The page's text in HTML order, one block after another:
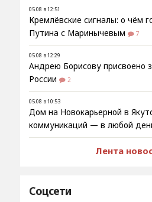
05.08 в 12:51
Кремлёвские сигналы: о чём
Путина с Маринычевым
7
05.08 в 12:29
Андрею Борисову присвоено
России
2
05.08 в 10:53
Дом на Новокарьерной в
коммуникаций — в любой
Лента
Соцсети